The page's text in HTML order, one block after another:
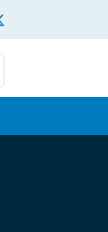
Buscar